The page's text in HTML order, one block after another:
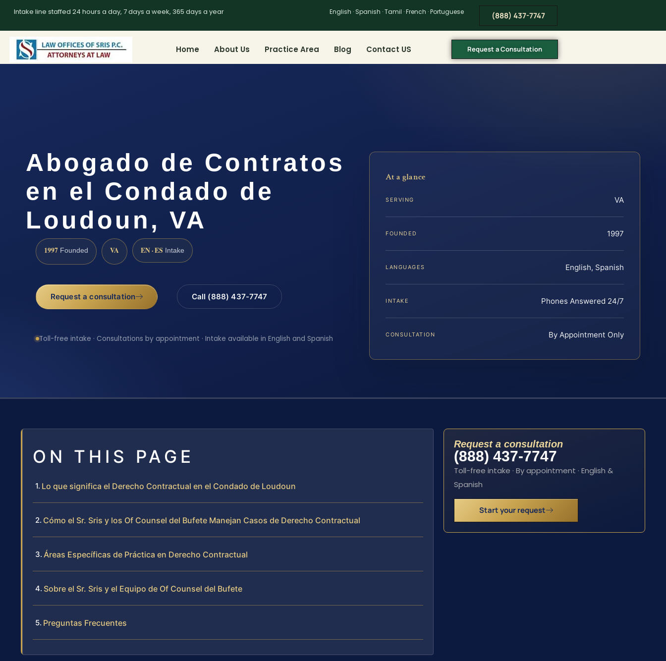
Intake line staffed 24 hours a day, 7 days a week, 365 days a year English · Spanish · Tamil · French · Portuguese (888) 437-7747
Home About Us Practice Area Blog Contact US Request a Consultation
Abogado de Contratos
en el Condado de
Loudoun, VA
1997 Founded VA EN · ES Intake
Request a consultation Call (888) 437-7747
Toll-free intake · Consultations by appointment · Intake available in English and Spanish
At a glance
SERVING VA
FOUNDED 1997
LANGUAGES English, Spanish
INTAKE Phones Answered 24/7
CONSULTATION By Appointment Only
ON THIS PAGE
Lo que significa el Derecho Contractual en el Condado de Loudoun
Cómo el Sr. Sris y los Of Counsel del Bufete Manejan Casos de Derecho Contractual
Áreas Específicas de Práctica en Derecho Contractual
Sobre el Sr. Sris y el Equipo de Of Counsel del Bufete
Preguntas Frecuentes
Request a consultation
(888) 437-7747
Toll-free intake · By appointment · English &
Spanish
Start your request